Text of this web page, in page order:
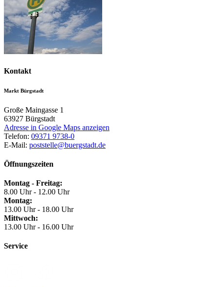
Kontakt
Markt Bürgstadt
Große Maingasse 1
63927 Bürgstadt
Adresse in Google Maps anzeigen
Telefon: 09371 9738-0
E-Mail: poststelle@buergstadt.de
Öffnungszeiten
Montag - Freitag:
8.00 Uhr - 12.00 Uhr
Montag:
13.00 Uhr - 18.00 Uhr
Mittwoch:
13.00 Uhr - 16.00 Uhr
Service